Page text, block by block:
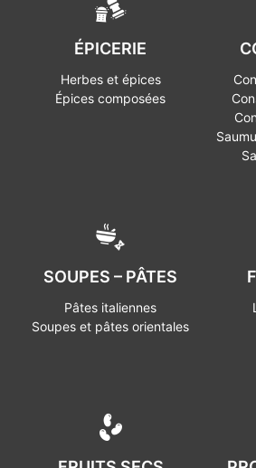
ÉPICERIE
Herbes et épices
Épices composées
SOUPES – PÂTES
Pâtes italiennes
Soupes et pâtes orientales